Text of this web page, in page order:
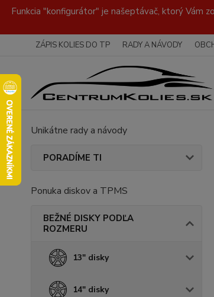
Funkcia "konfigurátor" je našeptávač, ktorý Vám
ZÁPIS KOLIES DO TP RADY A NÁVODY
Unikátne rady a návody
PORADÍME TI
Ponuka diskov a TPMS
BEŽNÉ DISKY PODĽA
ROZMERU
13" disky
14" disky